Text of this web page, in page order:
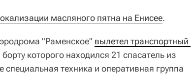
масляного пятна на Енисее.
"Раменское" вылетел транспортный
борту которого находился 21 спасатель из
техника и оперативная группа